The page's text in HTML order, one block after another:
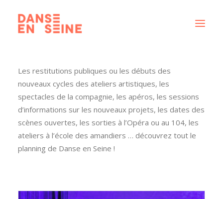
CRÉATIONS
DISPOSITIFS ARTISTIQUES
NOUS REJOINDRE
ACTUS
Les restitutions publiques ou les débuts des
nouveaux cycles des ateliers artistiques, les
spectacles de la compagnie, les apéros, les sessions
d’informations sur les nouveaux projets, les dates des
scènes ouvertes, les sorties à l’Opéra ou au 104, les
ateliers à l’école des amandiers … découvrez tout le
planning de Danse en Seine !